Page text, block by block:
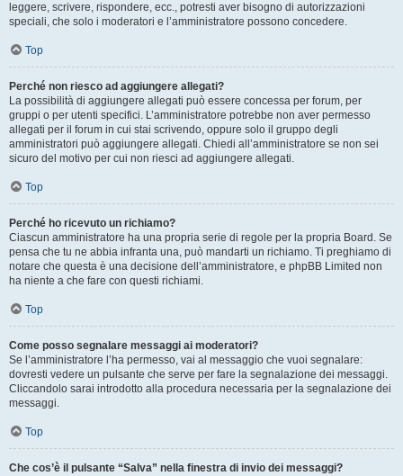
leggere, scrivere, rispondere, ecc., potresti aver bisogno di autorizzazioni
speciali, che solo i moderatori e l’amministratore possono concedere.
Top
Perché non riesco ad aggiungere allegati?
La possibilità di aggiungere allegati può essere concessa per forum, per
gruppi o per utenti specifici. L’amministratore potrebbe non aver permesso
allegati per il forum in cui stai scrivendo, oppure solo il gruppo degli
amministratori può aggiungere allegati. Chiedi all’amministratore se non sei
sicuro del motivo per cui non riesci ad aggiungere allegati.
Top
Perché ho ricevuto un richiamo?
Ciascun amministratore ha una propria serie di regole per la propria Board. Se
pensa che tu ne abbia infranta una, può mandarti un richiamo. Ti preghiamo di
notare che questa è una decisione dell’amministratore, e phpBB Limited non
ha niente a che fare con questi richiami.
Top
Come posso segnalare messaggi ai moderatori?
Se l’amministratore l’ha permesso, vai al messaggio che vuoi segnalare:
dovresti vedere un pulsante che serve per fare la segnalazione dei messaggi.
Cliccandolo sarai introdotto alla procedura necessaria per la segnalazione dei
messaggi.
Top
Che cos’è il pulsante “Salva” nella finestra di invio dei messaggi?